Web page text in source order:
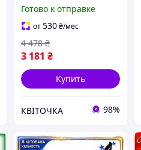
туристическая палка
для походов
карбоновая 99/KVI
Готово к отправке
от530₴/мес
3 181 ₴
4 478 ₴
Купить
КВІТОЧКА 98%